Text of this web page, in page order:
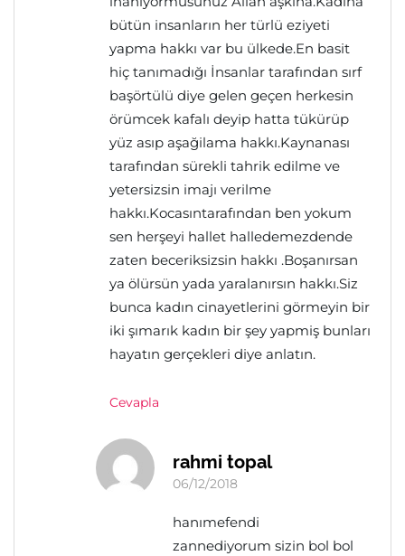
bütün insanların her türlü eziyeti
yapma hakkı var bu ülkede.En basit
hiç tanımadığı İnsanlar tarafından sırf
başörtülü diye gelen geçen herkesin
örümcek kafalı deyip hatta tükürüp
yüz asıp aşağilama hakkı.Kaynanası
tarafından sürekli tahrik edilme ve
yetersizsin imajı verilme
hakkı.Kocasıntarafından ben yokum
sen herşeyi hallet halledemezdende
zaten beceriksizsin hakkı .Boşanırsan
ya ölürsün yada yaralanırsın hakkı.Siz
bunca kadın cinayetlerini görmeyin bir
iki şımarık kadın bir şey yapmiş bunları
hayatın gerçekleri diye anlatın.
Cevapla
rahmi topal
06/12/2018
hanımefendi
zannediyorum sizin bol bol